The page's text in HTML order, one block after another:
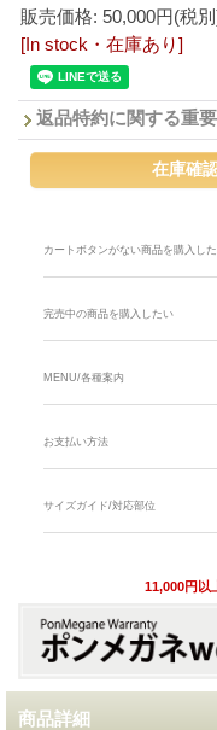
販売価格: 50,000円(税
[In stock・在庫あり]
返品特約に関する重
カートボタンがない商品を購入し
完売中の商品を購入したい
MENU/各種案内
お支払い方法
サイズガイド/対応部位
11,000円以
商品詳細